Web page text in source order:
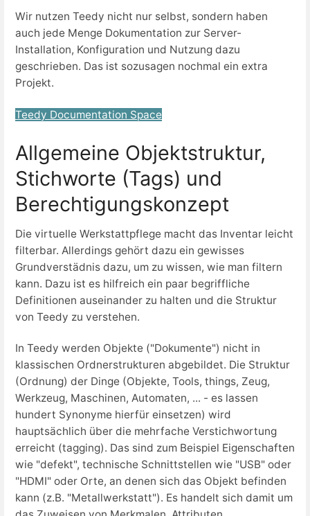
Wir nutzen Teedy nicht nur selbst, sondern haben
auch jede Menge Dokumentation zur Server-
Installation, Konfiguration und Nutzung dazu
geschrieben. Das ist sozusagen nochmal ein extra
Projekt.
Teedy Documentation Space
Allgemeine Objektstruktur,
Stichworte (Tags) und
Berechtigungskonzept
Die virtuelle Werkstattpflege macht das Inventar leicht
filterbar. Allerdings gehört dazu ein gewisses
Grundverstädnis dazu, um zu wissen, wie man filtern
kann. Dazu ist es hilfreich ein paar begriffliche
Definitionen auseinander zu halten und die Struktur
von Teedy zu verstehen.
In Teedy werden Objekte ("Dokumente") nicht in
klassischen Ordnerstrukturen abgebildet. Die Struktur
(Ordnung) der Dinge (Objekte, Tools, things, Zeug,
Werkzeug, Maschinen, Automaten, ... - es lassen
hundert Synonyme hierfür einsetzen) wird
hauptsächlich über die mehrfache Verstichwortung
erreicht (tagging). Das sind zum Beispiel Eigenschaften
wie "defekt", technische Schnittstellen wie "USB" oder
"HDMI" oder Orte, an denen sich das Objekt befinden
kann (z.B. "Metallwerkstatt"). Es handelt sich damit um